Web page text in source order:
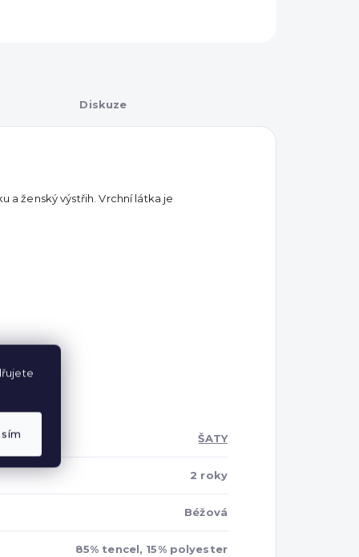
Diskuze
a ženský výstřih. Vrchní látka je
ŠATY
2 roky
Béžová
85% tencel, 15% polyester